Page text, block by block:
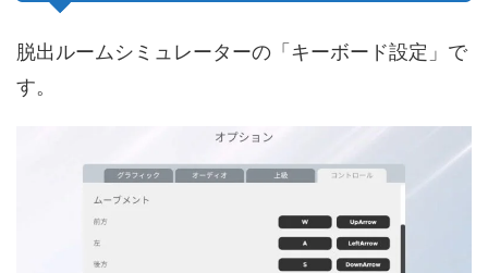
脱出ルームシミュレーターの「キーボード設定」で
す。